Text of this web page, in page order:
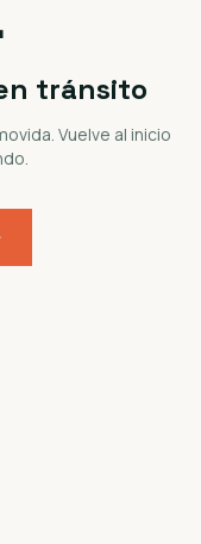
tránsito
Vuelve al inicio